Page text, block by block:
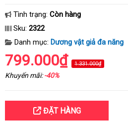
Tình trạng: Còn hàng
Sku: 2322
Danh mục: Dương vật giả đa năng
799.000₫ 1.331.000₫
Khuyến mãi:-40%
ĐẶT HÀNG